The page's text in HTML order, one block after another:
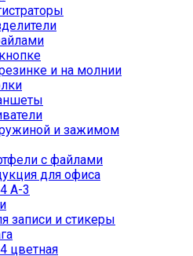
и на молнии
и зажимом
с файлами
для офиса
А-3
записи и стикеры
цветная